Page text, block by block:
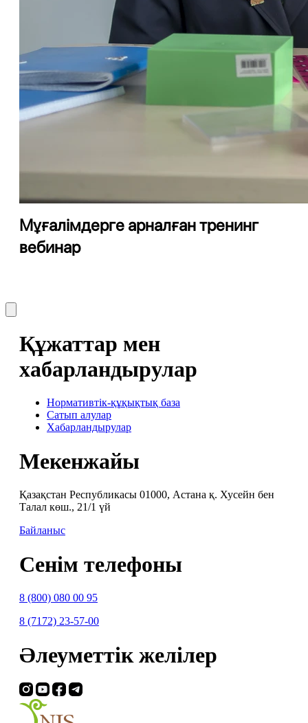
Мұғалімдерге арналған тренинг
вебинар
Құжаттар мен
хабарландырулар
Нормативтік-құқықтық база
Сатып алулар
Хабарландырулар
Мекенжайы
Қазақстан Республикасы 01000, Астана қ. Хусейн бен
Талал көш., 21/1 үй
Байланыс
Сенім телефоны
8 (800) 080 00 95
8 (7172) 23-57-00
Әлеуметтік желілер